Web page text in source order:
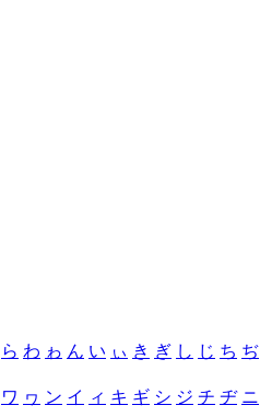
ら わ ゎ ん い ぃ き ぎ し じ ち ぢ
ワ ヮ ン イ ィ キ ギ シ ジ チ ヂ ニ